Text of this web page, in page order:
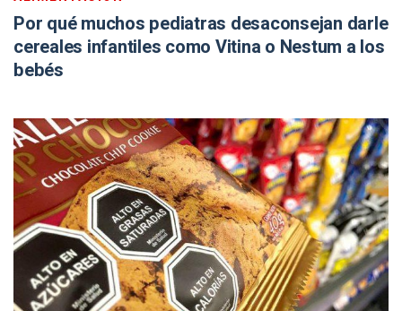
Por qué muchos pediatras desaconsejan darle
cereales infantiles como Vitina o Nestum a los
bebés